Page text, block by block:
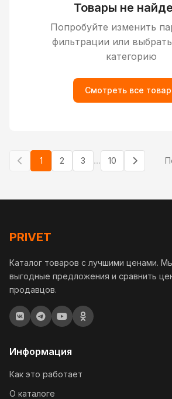
Товары не
Попробуйте изменить
фильтрации или
категорию
Смотреть все
1 2 3 ... 10
PRIVET
Каталог товаров с лучшими ценами.
выгодные предложения и сравнить
продавцов.
Информация
Как это работает
О каталоге